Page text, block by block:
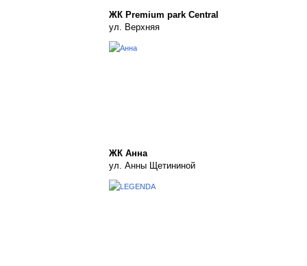
ЖК Premium park Central
ул. Верхняя
ЖК Анна
ул. Анны Щетининой